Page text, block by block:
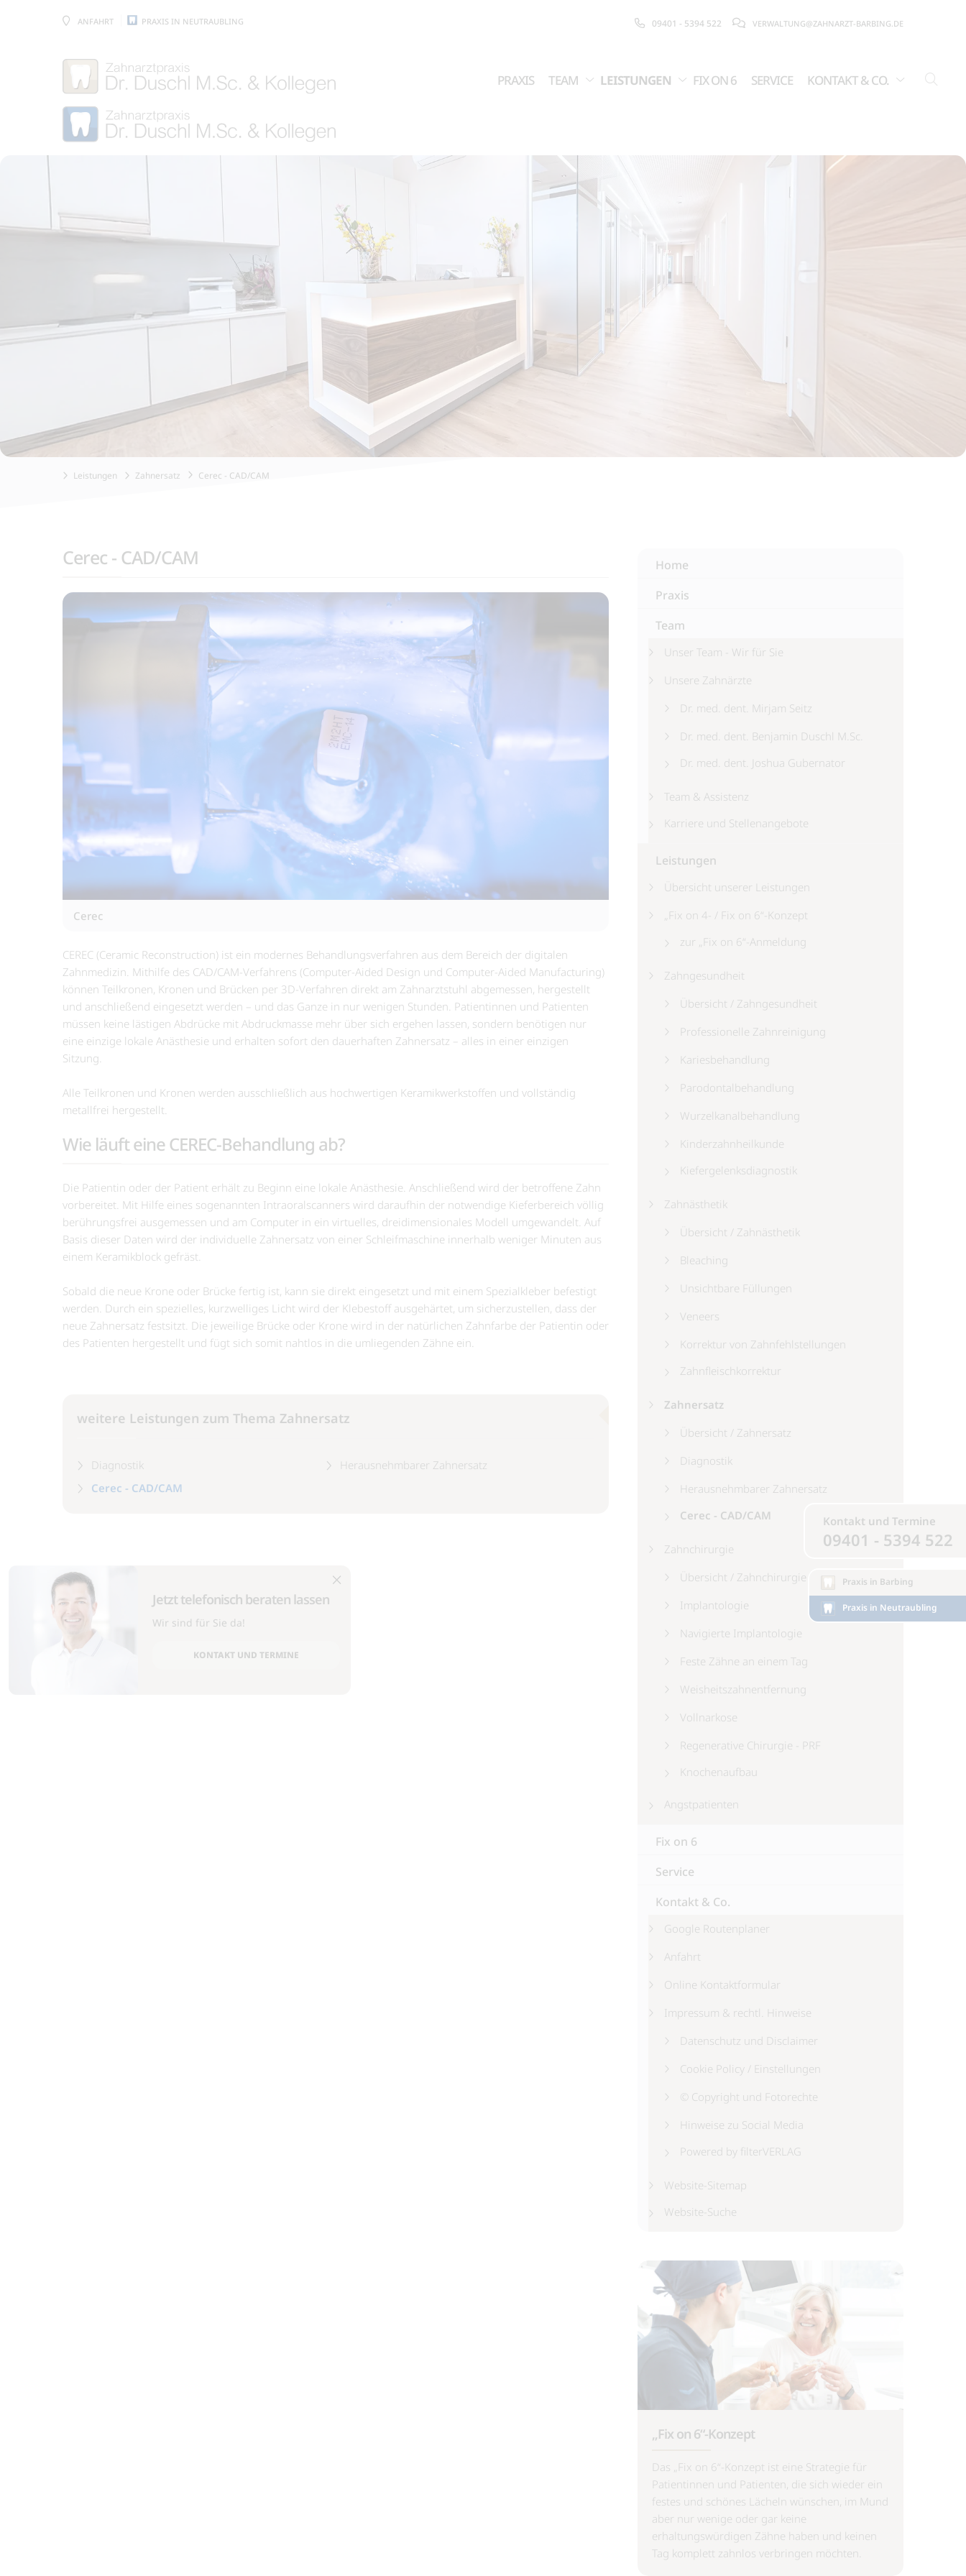
Jetzt telefonisch beraten lassen
Wir sind für Sie da!
KONTAKT UND TERMINE
ANFAHRT PRAXIS IN NEUTRAUBLING VERWALTUNG@ZAHNARZT-BARBING.DE
09401 - 5394 522
PRAXIS TEAM LEISTUNGEN FIX ON 6 SERVICE KONTAKT & CO.
„Fix on 4- / Fix on 6“-Konzept Zahngesundheit Zahnästhetik
Leistungen Zahnersatz Cerec - CAD/CAM
Cerec - CAD/CAM
Cerec
CEREC (Ceramic Reconstruction) ist ein modernes Behandlungsverfahren aus dem Bereich der digitalen
Zahnmedizin. Mithilfe des CAD/CAM-Verfahrens (Computer-Aided Design und Computer-Aided Manufacturing)
können Teilkronen, Kronen und Brücken per 3D-Verfahren direkt am Zahnarztstuhl abgemessen, hergestellt
und anschließend eingesetzt werden – und das Ganze in nur wenigen Stunden. Patientinnen und Patienten
müssen keine lästigen Abdrücke mit Abdruckmasse mehr über sich ergehen lassen, sondern benötigen nur
eine einzige lokale Anästhesie und erhalten sofort den dauerhaften Zahnersatz – alles in einer einzigen
Sitzung.
Alle Teilkronen und Kronen werden ausschließlich aus hochwertigen Keramikwerkstoffen und vollständig
metallfrei hergestellt.
Wie läuft eine CEREC-Behandlung ab?
Die Patientin oder der Patient erhält zu Beginn eine lokale Anästhesie. Anschließend wird der betroffene Zahn
vorbereitet. Mit Hilfe eines sogenannten Intraoralscanners wird daraufhin der notwendige Kieferbereich völlig
berührungsfrei ausgemessen und am Computer in ein virtuelles, dreidimensionales Modell umgewandelt. Auf
Basis dieser Daten wird der individuelle Zahnersatz von einer Schleifmaschine innerhalb weniger Minuten aus
einem Keramikblock gefräst.
Sobald die neue Krone oder Brücke fertig ist, kann sie direkt eingesetzt und mit einem Spezialkleber befestigt
werden. Durch ein spezielles, kurzwelliges Licht wird der Klebestoff ausgehärtet, um sicherzustellen, dass der
neue Zahnersatz festsitzt. Die jeweilige Brücke oder Krone wird in der natürlichen Zahnfarbe der Patientin oder
des Patienten hergestellt und fügt sich somit nahtlos in die umliegenden Zähne ein.
weitere Leistungen zum Thema Zahnersatz
Diagnostik
Herausnehmbarer Zahnersatz
Cerec - CAD/CAM
Home
Praxis
Team
Unser Team - Wir für Sie
Unsere Zahnärzte
Dr. med. dent. Mirjam Seitz
Dr. med. dent. Benjamin Duschl M.Sc.
Dr. med. dent. Joshua Gubernator
Team & Assistenz
Karriere und Stellenangebote
Leistungen
Übersicht unserer Leistungen
„Fix on 4- / Fix on 6“-Konzept
zur „Fix on 6“-Anmeldung
Zahngesundheit
Übersicht / Zahngesundheit
Professionelle Zahnreinigung
Kariesbehandlung
Parodontalbehandlung
Wurzelkanalbehandlung
Kinderzahnheilkunde
Kiefergelenksdiagnostik
Zahnästhetik
Übersicht / Zahnästhetik
Bleaching
Unsichtbare Füllungen
Veneers
Korrektur von Zahnfehlstellungen
Zahnfleischkorrektur
Zahnersatz
Übersicht / Zahnersatz
Diagnostik
Herausnehmbarer Zahnersatz
Cerec - CAD/CAM
Zahnchirurgie
Übersicht / Zahnchirurgie
Implantologie
Navigierte Implantologie
Feste Zähne an einem Tag
Weisheitszahnentfernung
Vollnarkose
Regenerative Chirurgie - PRF
Knochenaufbau
Angstpatienten
Fix on 6
Service
Kontakt & Co.
Google Routenplaner
Anfahrt
Online Kontaktformular
Impressum & rechtl. Hinweise
Datenschutz und Disclaimer
Cookie Policy / Einstellungen
© Copyright und Fotorechte
Hinweise zu Social Media
Powered by filterVERLAG
Website-Sitemap
Website-Suche
„Fix on 6“-Konzept
Das „Fix on 6“-Konzept ist eine Strategie für
Patientinnen und Patienten, die sich wieder ein
festes und schönes Lächeln wünschen, im Mund
aber nur wenige oder gar keine
erhaltungswürdigen Zähne haben und keinen
Tag komplett zahnlos verbringen möchten.
Kontakt und Termine
09401 - 5394 522
Praxis in Neutraubling
Praxis in Barbing